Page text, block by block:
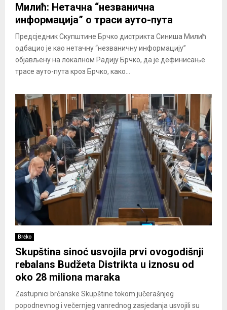
Милић: Нетачна “незванична
информација” о траси ауто-пута
Предсједник Скупштине Брчко дистрикта Синиша Милић
одбацио је као нетачну “незваничну информацију”
објављену на локалном Радију Брчко, да је дефинисање
трасе ауто-пута кроз Брчко, како...
Brčko
Skupština sinoć usvojila prvi ovogodišnji
rebalans Budžeta Distrikta u iznosu od
oko 28 miliona maraka
Zastupnici brčanske Skupštine tokom jučerašnjeg
popodnevnog i večernjeg vanrednog zasjedanja usvojili su